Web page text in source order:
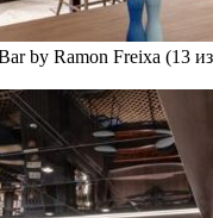
by Ramon Freixa (13 из